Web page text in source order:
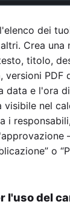
dei
Crea una
titolo,
PDF
data e l'ora
nel
i
o
l'uso del